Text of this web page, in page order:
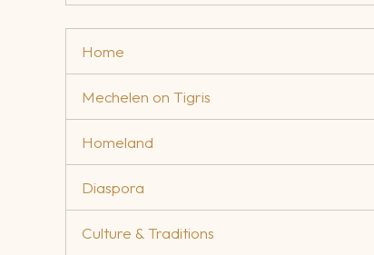
Home
Mechelen on Tigris
Homeland
Diaspora
Culture & Traditions